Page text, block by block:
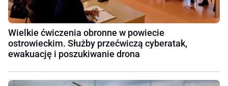
Wielkie ćwiczenia obronne w powiecie
ostrowieckim. Służby przećwiczą cyberatak,
ewakuację i poszukiwanie drona